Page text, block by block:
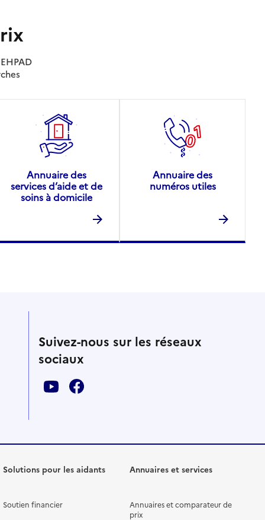
Annuaire des
services d’aide et de
soins à domicile
Annuaire des
numéros utiles
Suivez-nous sur les réseaux
sociaux
Solutions pour les aidants
Soutien financier
Annuaires et services
Annuaires et comparateur de
prix